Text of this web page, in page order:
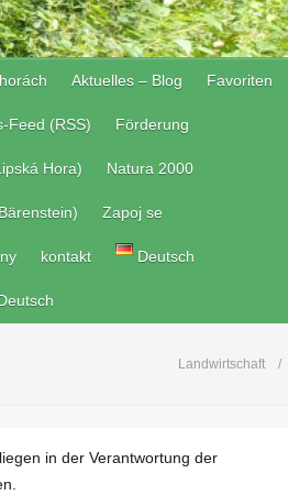
Aktuelles – Blog Favoriten
Feed (RSS) Förderung
Hora) Natura 2000
Zapoj se
kontakt Deutsch
Landwirtschaft
in der Verantwortung der